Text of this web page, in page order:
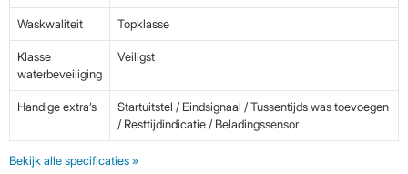
Waskwaliteit Topklasse
Klasse
waterbeveiliging
Veiligst
Handige extra’s
Startuitstel / Eindsignaal / Tussentijds was toevoegen
/ Resttijdindicatie / Beladingssensor
Bekijk alle specificaties »